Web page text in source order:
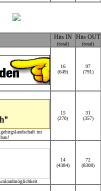
Hits IN
(total)
Hits OUT
(total)
16
(649)
97
(791)
im
15
(270)
31
(357)
14
(4384)
72
(8308)